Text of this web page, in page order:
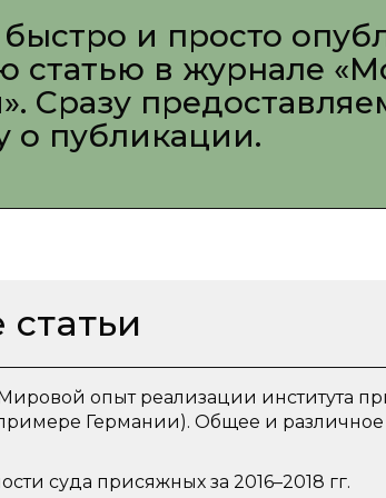
и просто
статью в журнале
Сразу
о публикации.
опыт реализации института
Германии). Общее и
суда присяжных за 2016–2018 гг.